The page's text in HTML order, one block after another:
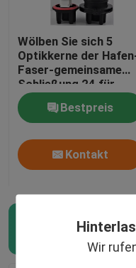
Wir
Wölben Sie sich 5
Optikkerne der
Faser-gemeinsame
Schließung 24 für
angebrachten den
LuftpfostenBestpreis
Kontakt
Dome Fiber Optic